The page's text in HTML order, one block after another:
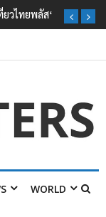
ยวไทยพลัส‘
WORLD